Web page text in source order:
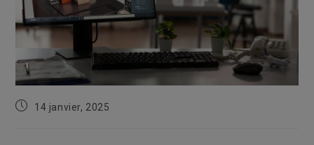
Publication
14 janvier, 2025